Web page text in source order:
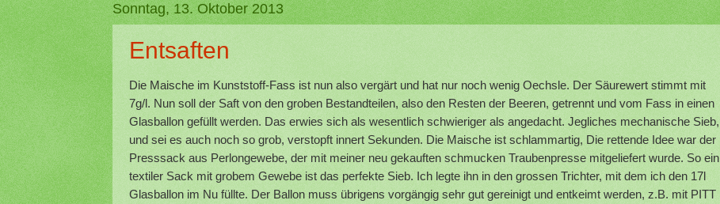
Sonntag, 13. Oktober 2013
Entsaften
Die Maische im Kunststoff-Fass ist nun also vergärt und hat nur noch wenig Oechsle. Der Säurewert stimmt mit
7g/l. Nun soll der Saft von den groben Bestandteilen, also den Resten der Beeren, getrennt und vom Fass in einen
Glasballon gefüllt werden. Das erwies sich als wesentlich schwieriger als angedacht. Jegliches mechanische Sieb,
und sei es auch noch so grob, verstopft innert Sekunden. Die Maische ist schlammartig, Die rettende Idee war der
Presssack aus Perlongewebe, der mit meiner neu gekauften schmucken Traubenpresse mitgeliefert wurde. So ein
textiler Sack mit grobem Gewebe ist das perfekte Sieb. Ich legte ihn in den grossen Trichter, mit dem ich den 17l
Glasballon im Nu füllte. Der Ballon muss übrigens vorgängig sehr gut gereinigt und entkeimt werden, z.B. mit PITT